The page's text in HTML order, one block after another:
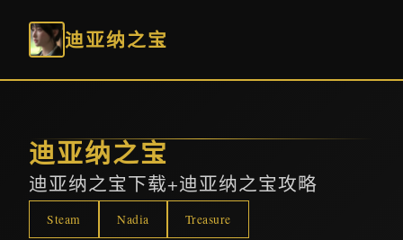
迪亚纳之宝
迪亚纳之宝
迪亚纳之宝下载+迪亚纳之宝攻略
Steam Nadia Treasure